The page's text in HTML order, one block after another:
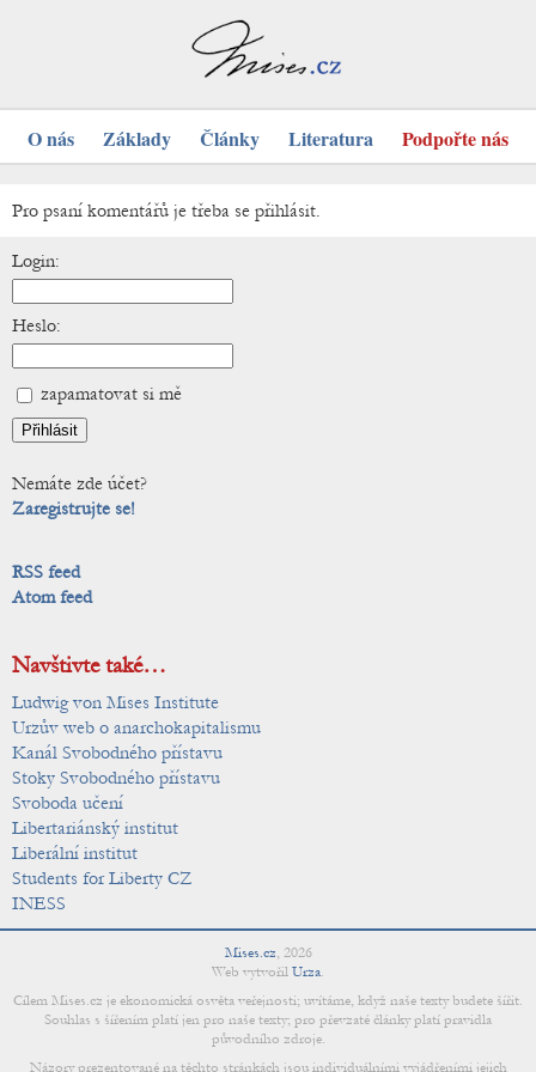
O nás Základy Články Literatura Podpořte nás
Pro psaní komentářů je třeba se přihlásit.
Login:
Heslo:
zapamatovat si mě
Nemáte zde účet?
Zaregistrujte se!
RSS feed
Atom feed
Navštivte také…
Ludwig von Mises Institute
Urzův web o anarchokapitalismu
Kanál Svobodného přístavu
Stoky Svobodného přístavu
Svoboda učení
Libertariánský institut
Liberální institut
Students for Liberty CZ
INESS
Mises.cz, 2026
Web vytvořil Urza.
Cílem Mises.cz je ekonomická osvěta veřejnosti; uvítáme, když naše texty budete šířit.
Souhlas s šířením platí jen pro naše texty; pro převzaté články platí pravidla
původního zdroje.
Názory prezentované na těchto stránkách jsou individuálními vyjádřeními jejich